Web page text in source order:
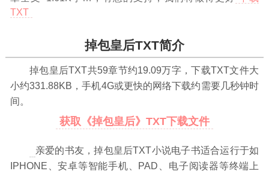
TXT
掉包皇后TXT简介
掉包皇后TXT共59章节约19.09万字，下载TXT文件大
小约331.88KB，手机4G或更快的网络下载约需要几秒钟时
间。
获取《掉包皇后》TXT下载文件
亲爱的书友，掉包皇后TXT小说电子书适合运行于如
IPHONE、安卓等智能手机、PAD、电子阅读器等终端上